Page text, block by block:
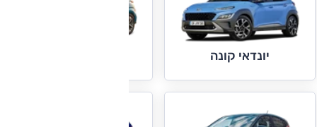
יונדאי קונה